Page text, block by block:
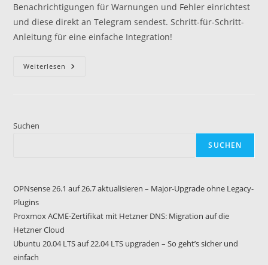
Benachrichtigungen für Warnungen und Fehler einrichtest
und diese direkt an Telegram sendest. Schritt-für-Schritt-
Anleitung für eine einfache Integration!
Weiterlesen Proxmox
Suchen
SUCHEN
OPNsense 26.1 auf 26.7 aktualisieren – Major-Upgrade ohne Legacy-
Plugins
Proxmox ACME-Zertifikat mit Hetzner DNS: Migration auf die
Hetzner Cloud
Ubuntu 20.04 LTS auf 22.04 LTS upgraden – So geht’s sicher und
einfach